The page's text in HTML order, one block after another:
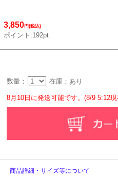
3,850円(税込)
ポイント:192pt
数量： 在庫：あり
8月10日に発送可能です。(8/9 5:12
商品詳細・サイズ等について